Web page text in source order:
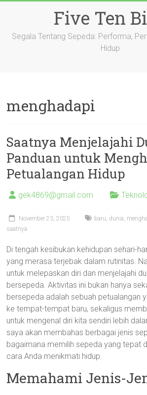
Five Ten
Segala Tentang Sepeda: Performa,
Hidup
menghadapi
Saatnya Menjelajahi
Panduan untuk
Petualangan Hidup
gek4869@gmail.com
November 23, 2025 baru, dunia,
saatnya
Di tengah kesibukan kehidupan sehari-
yang merasa terjebak dalam rutinitas.
untuk melepaskan diri dan menjelajahi
bersepeda. Aktivitas ini bukan hanya
bersepeda adalah sebuah petualangan
ke tempat-tempat baru, sekaligus
untuk mengenal diri kita sendiri lebih
saya akan membahas berbagai jenis
bagaimana memilih sepeda yang tepat
cara Anda menikmati hidup.
Memahami Jenis-